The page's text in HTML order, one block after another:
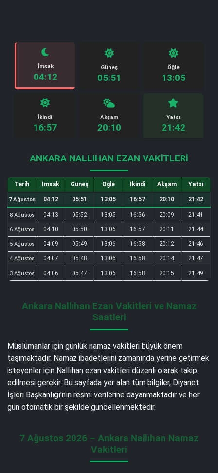
İmsak
04:12
Güneş
05:51
Öğle
13:05
İkindi
16:57
Akşam
20:10
Yatsı
21:42
ANKARA NALLIHAN EZAN VAKITLERI
Tarih İmsak Güneş Öğle İkindi Akşam Yatsı
7 Ağustos 04:12 05:51 13:05 16:57 20:10 21:42
8 Ağustos 04:13 05:52 13:05 16:56 20:09 21:41
6 Ağustos 04:10 05:50 13:06 16:57 20:11 21:44
5 Ağustos 04:09 05:49 13:06 16:58 20:12 21:46
4 Ağustos 04:07 05:48 13:06 16:58 20:14 21:47
3 Ağustos 04:06 05:47 13:06 16:58 20:15 21:49
Ankara Nallıhan Ezan Vakitleri ve Namaz
Saatleri
Müslümanlar için günlük namaz vakitleri büyük önem
taşımaktadır. Namaz ibadetlerini zamanında yerine getirmek
isteyenler için Nallıhan ezan vakitleri düzenli olarak takip
edilmesi gerekir. Bu sayfada yer alan tüm bilgiler, Diyanet
İşleri Başkanlığı’nın resmi verilerine dayanmaktadır ve her
gün otomatik bir şekilde güncellenmektedir.
7 Ağustos 2026 – Ankara Nallıhan Namaz
Vakitleri